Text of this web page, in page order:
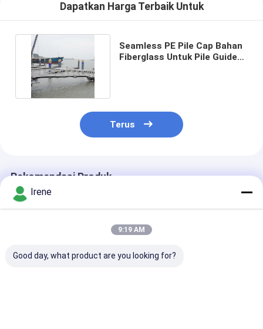
Dapatkan Harga Terbaik Untuk
Seamless PE Pile Cap Bahan
Fiberglass Untuk Pile Guide
Terus
Rekomendasi Produk
Irene
9:19 AM
Good day, what product are you looking for?